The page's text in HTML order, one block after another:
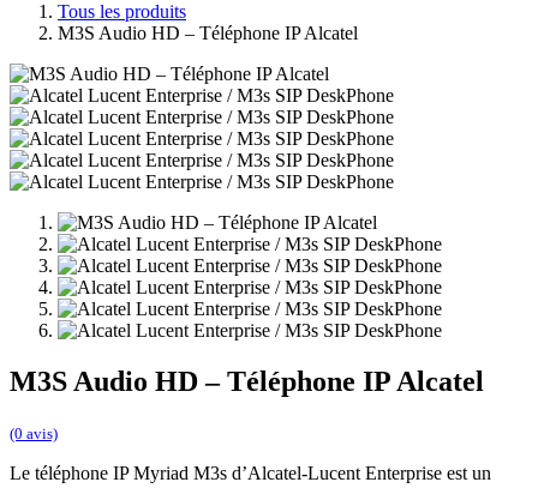
Tous les produits
M3S Audio HD – Téléphone IP Alcatel
M3S Audio HD – Téléphone IP Alcatel
(0 avis)
Le téléphone IP Myriad M3s d’Alcatel-Lucent Enterprise est un